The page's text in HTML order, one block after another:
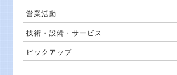
営業活動
技術・設備・サービス
ピックアップ